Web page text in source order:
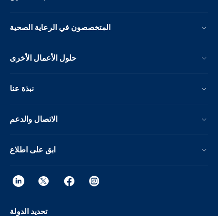
المتخصصون في الرعاية الصحية
حلول الأعمال الأخرى
نبذة عنا
الاتصال والدعم
ابق على اطلاع
تحديد الدولة